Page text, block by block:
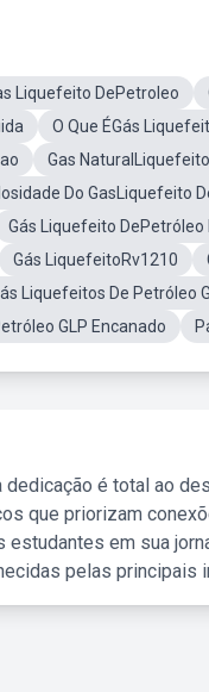
Liquefeito DePetroleo
O Que ÉGás
Gas NaturalLiquefeito
Do GasLiquefeito
Gás Liquefeito DePetróleo
Gás LiquefeitoRv1210
Liquefeitos De Petróleo
GLP Encanado
dedicação é total ao
que priorizam
em sua
pelas principais